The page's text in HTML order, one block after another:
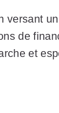
versant
de
et